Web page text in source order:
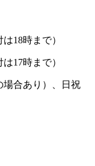
18時まで）
17時まで）
場合あり）、日祝